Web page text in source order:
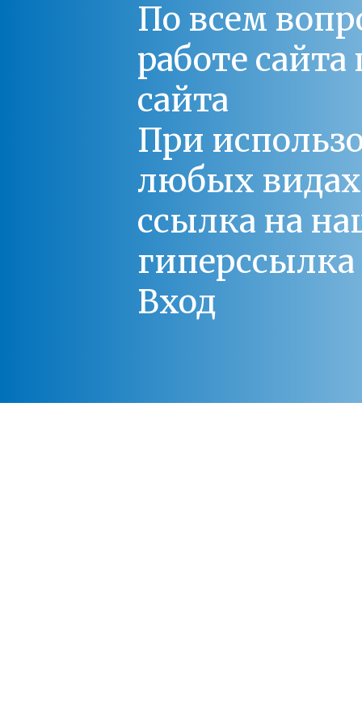
По всем
работе
сайта
При
любых
ссылка на
Вход